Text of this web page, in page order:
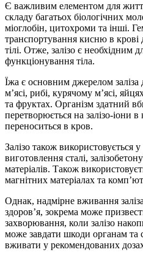
Є важливим елементом для
складу багатьох біологічних
міоглобін, цитохроми та інші.
транспортування кисню в крові
тілі. Отже, залізо є необхідним
функціонування тіла.
Їжа є основним джерелом заліза
м’ясі, рибі, курячому м’ясі,
та фруктах. Організм здатний
перетворюється на залізо-іони
переноситься в кров.
Залізо також використовується
виготовлення сталі,
матеріалів. Також
магнітних матеріалах та
Однак, надмірне вживання
здоров’я, зокрема може
захворювання, коли залізо
може завдати шкоди органам
вживати у рекомендованих